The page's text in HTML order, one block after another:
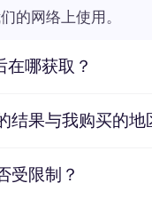
的网络上使用。
哪获取？
结果与我购买的地
受限制？